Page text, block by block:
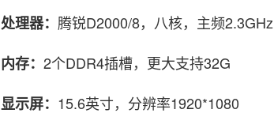
处理器： 腾锐D2000/8，八核，主频2.3GHz
内存： 2个DDR4插槽，更大支持32G
显示屏： 15.6英寸，分辨率1920*1080